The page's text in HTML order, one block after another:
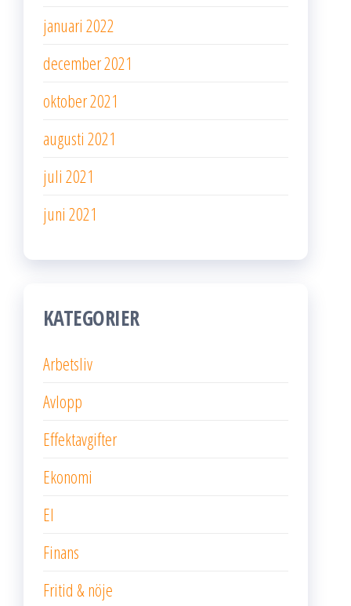
januari 2022
december 2021
oktober 2021
augusti 2021
juli 2021
juni 2021
KATEGORIER
Arbetsliv
Avlopp
Effektavgifter
Ekonomi
El
Finans
Fritid & nöje